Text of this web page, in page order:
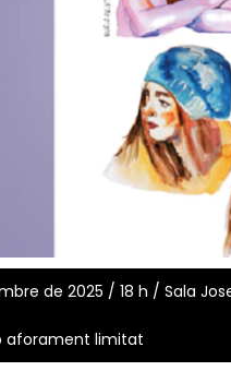
de 2025 / 18 h / Sala
aforament limitat